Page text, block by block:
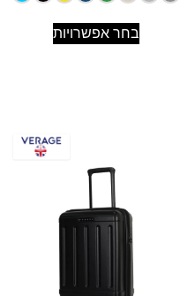
בחר אפשרויות